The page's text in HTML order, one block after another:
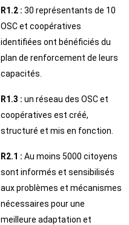
R1.2 : 30 représentants de 10
OSC et coopératives
identifiées ont bénéficiés du
plan de renforcement de leurs
capacités.
R1.3 : un réseau des OSC et
coopératives est créé,
structuré et mis en fonction.
R2.1 : Au moins 5000 citoyens
sont informés et sensibilisés
aux problèmes et mécanismes
nécessaires pour une
meilleure adaptation et